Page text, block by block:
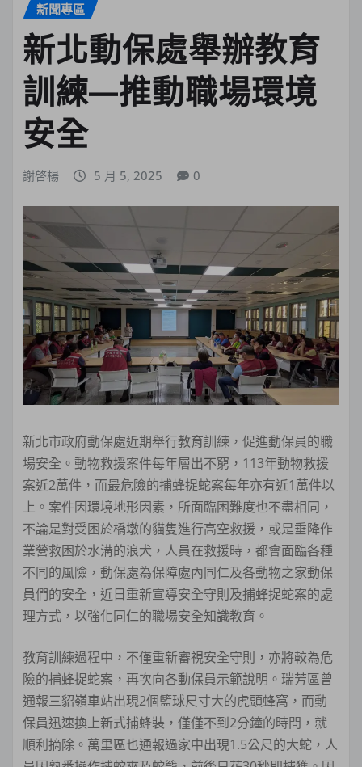
新聞專區
新北動保處舉辦教育
訓練—推動職場環境
安全
謝啓楊 5 月 5, 2025 0
新北市政府動保處近期舉行教育訓練，促進動保員的職
場安全。動物救援案件每年層出不窮，113年動物救援
案近2萬件，而最危險的捕蜂捉蛇案每年亦有近1萬件以
上。案件因環境地形因素，所面臨困難度也不盡相同，
不論是對受困於橋墩的貓隻進行高空救援，或是垂降作
業營救困於水溝的浪犬，人員在救援時，都會面臨各種
不同的風險，動保處為保障處內同仁及各動物之家動保
員們的安全，近日重新宣導安全守則及捕蜂捉蛇案的處
理方式，以強化同仁的職場安全知識教育。
教育訓練過程中，不僅重新審視安全守則，亦將較為危
險的捕蜂捉蛇案，再次向各動保員示範說明。瑞芳區曾
通報三貂嶺車站出現2個籃球尺寸大的虎頭蜂窩，而動
保員迅速換上新式捕蜂裝，僅僅不到2分鐘的時間，就
順利摘除。萬里區也通報過家中出現1.5公尺的大蛇，人